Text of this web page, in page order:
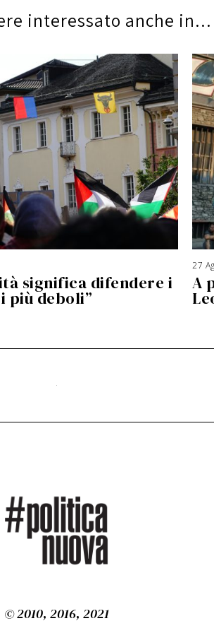
interessato anche in...
significa difendere i
più deboli”
27
A
© 2010, 2016, 2021